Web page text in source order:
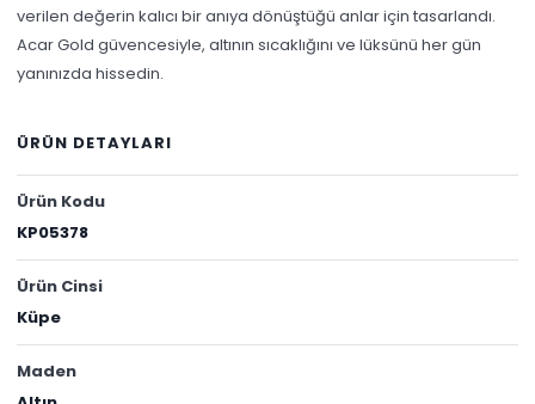
verilen değerin kalıcı bir anıya dönüştüğü anlar için tasarlandı.
Acar Gold güvencesiyle, altının sıcaklığını ve lüksünü her gün
yanınızda hissedin.
ÜRÜN DETAYLARI
Ürün Kodu
KP05378
Ürün Cinsi
Küpe
Maden